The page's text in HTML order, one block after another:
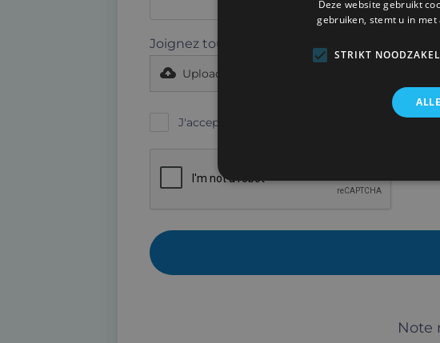
Joignez tout fichier pour plus de clarté
Upload File
J'accepte
Note
Deze website gebruikt
gebruiken, stemt u in
STRIKT